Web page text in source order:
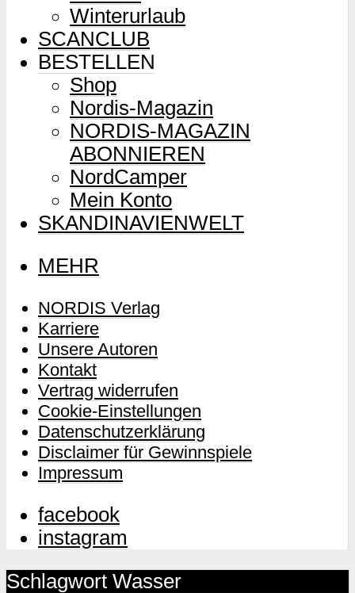
Winterurlaub
SCANCLUB
BESTELLEN
Shop
Nordis-Magazin
NORDIS-MAGAZIN
ABONNIEREN
NordCamper
Mein Konto
SKANDINAVIENWELT
MEHR
NORDIS Verlag
Karriere
Unsere Autoren
Kontakt
Vertrag widerrufen
Cookie-Einstellungen
Datenschutzerklärung
Disclaimer für Gewinnspiele
Impressum
facebook
instagram
Schlagwort Wasser